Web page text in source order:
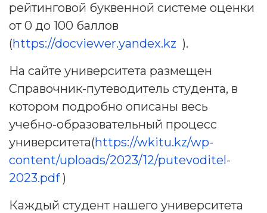
рейтинговой буквенной системе оценки
от 0 до 100 баллов
(https://docviewer.yandex.kz ).
На сайте университета размещен
Справочник-путеводитель студента, в
котором подробно описаны весь
учебно-образовательный процесс
университета(https://wkitu.kz/wp-
content/uploads/2023/12/putevoditel-
2023.pdf)
Каждый студент нашего университета